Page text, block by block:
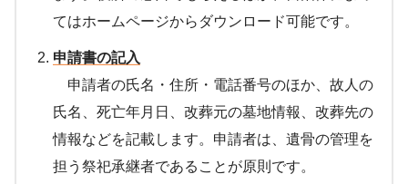
てはホームページからダウンロード可能です。
申請書の記入
申請者の氏名・住所・電話番号のほか、故人の
氏名、死亡年月日、改葬元の墓地情報、改葬先の
情報などを記載します。申請者は、遺骨の管理を
担う祭祀承継者であることが原則です。